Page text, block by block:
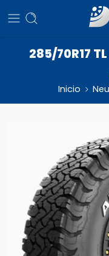
285/70R17
Inicio